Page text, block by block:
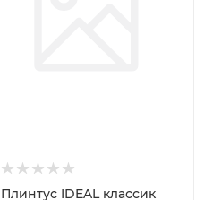
Плинтус IDEAL классик